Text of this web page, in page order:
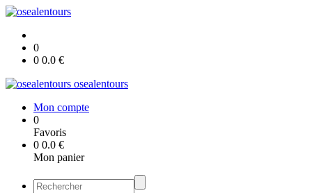
0
0 0.0 €
osealentours
Mon compte
0
Favoris
0 0.0 €
Mon panier